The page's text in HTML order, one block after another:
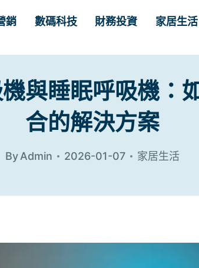
銷 數碼科技 財務投資 家居生活
與睡眠呼吸機：
合的解決方案
ByAdmin 2026-01-07 家居生活